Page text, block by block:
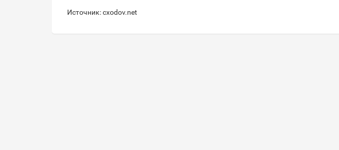
Источник: cxodov.net